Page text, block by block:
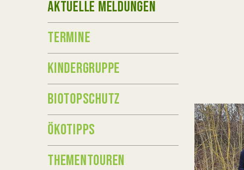
AKTUELLE MELDUNGEN
TERMINE
KINDERGRUPPE
BIOTOPSCHUTZ
ÖKOTIPPS
THEMENTOUREN